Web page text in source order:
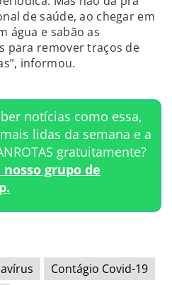
de saúde, ao chegar em
água e sabão as
para remover traços de
informou.
notícias como essa,
lidas da semana e a
gratuitamente?
grupo de
Contágio Covid-19